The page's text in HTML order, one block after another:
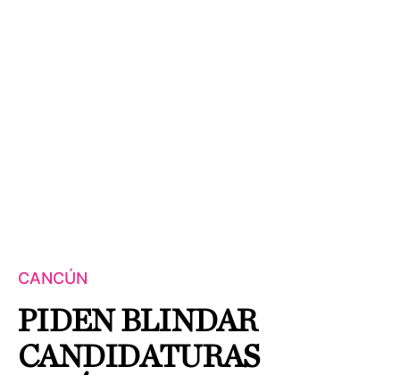
CANCÚN
PIDEN BLINDAR
CANDIDATURAS